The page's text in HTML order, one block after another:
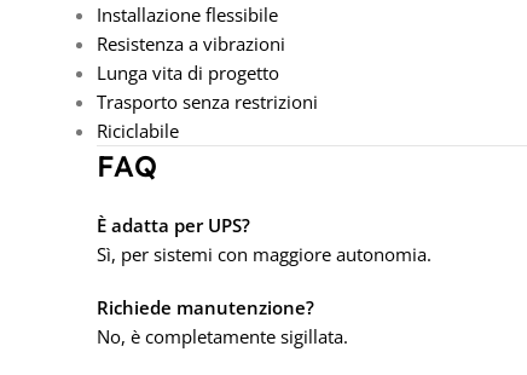
Installazione flessibile
Resistenza a vibrazioni
Lunga vita di progetto
Trasporto senza restrizioni
Riciclabile
FAQ
È adatta per UPS?
Sì, per sistemi con maggiore autonomia.
Richiede manutenzione?
No, è completamente sigillata.